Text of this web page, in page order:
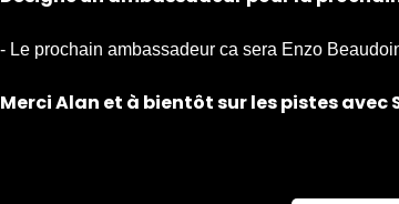
- Le prochain ambassadeur ca sera Enzo
Merci Alan et à bientôt sur les pistes avec